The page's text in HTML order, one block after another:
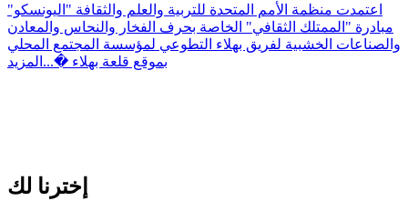
اعتمدت منظمة الأمم المتحدة للتربية والعلم والثقافة "اليونسكو"
مبادرة "الممتلك الثقافي" الخاصة بحرف الفخار والنحاس والمعادن
والصناعات الخشبية لفريق بهلاء التطوعي لمؤسسة المجتمع المحلي
بموقع قلعة بهلاء �... المزيد
إخترنا لك